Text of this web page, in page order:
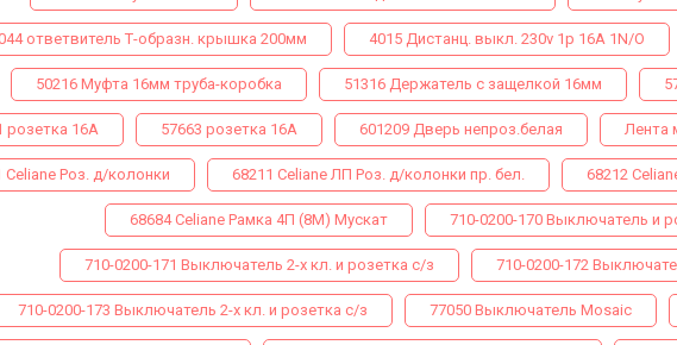
ответвитель Т-образн. крышка 200мм 4015 Дистанц. выкл. 230v 1p 16A 1N/O
50216 Муфта 16мм труба-коробка 51316 Держатель с защелкой 16мм
розетка 16А 57663 розетка 16А 601209 Дверь непроз.белая Лента
Celiane Роз. д/колонки 68211 Celiane ЛП Роз. д/колонки пр. бел. 68212
68684 Celiane Рамка 4П (8М) Мускат 710-0200-170 Выключатель и
710-0200-171 Выключатель 2-х кл. и розетка с/з 710-0200-172
710-0200-173 Выключатель 2-х кл. и розетка с/з 77050 Выключатель Mosaic